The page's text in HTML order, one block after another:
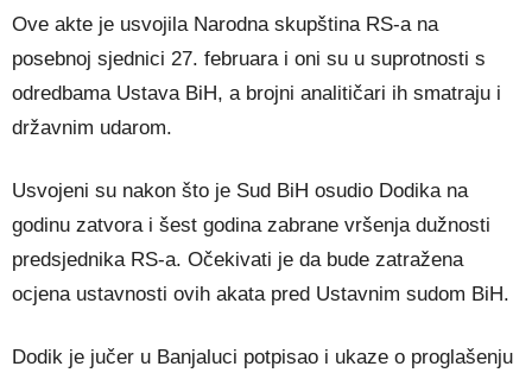
Ove akte je usvojila Narodna skupština RS-a na
posebnoj sjednici 27. februara i oni su u suprotnosti s
odredbama Ustava BiH, a brojni analitičari ih smatraju i
državnim udarom.
Usvojeni su nakon što je Sud BiH osudio Dodika na
godinu zatvora i šest godina zabrane vršenja dužnosti
predsjednika RS-a. Očekivati je da bude zatražena
ocjena ustavnosti ovih akata pred Ustavnim sudom BiH.
Dodik je jučer u Banjaluci potpisao i ukaze o proglašenju